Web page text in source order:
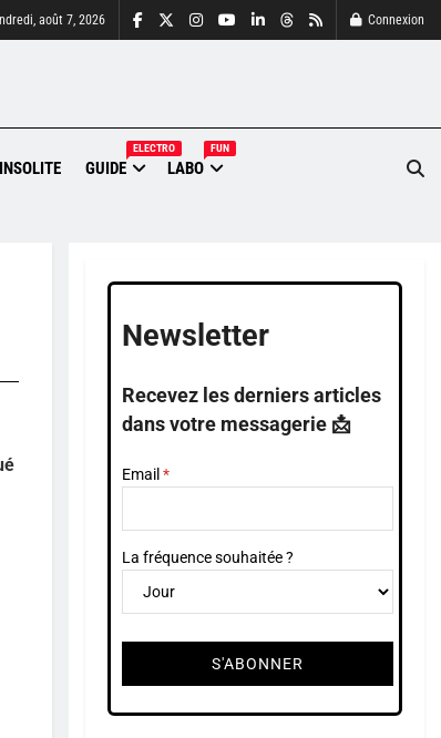
août 7, 2026 Connexion
INSOLITE GUIDE
ELECTRO
LABO
FUN
Newsletter
Recevez les derniers articles
dans votre messagerie 📩
Email
La fréquence souhaitée ?